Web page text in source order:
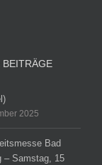
BEITRÄGE
2025
Bad
– Samstag, 15